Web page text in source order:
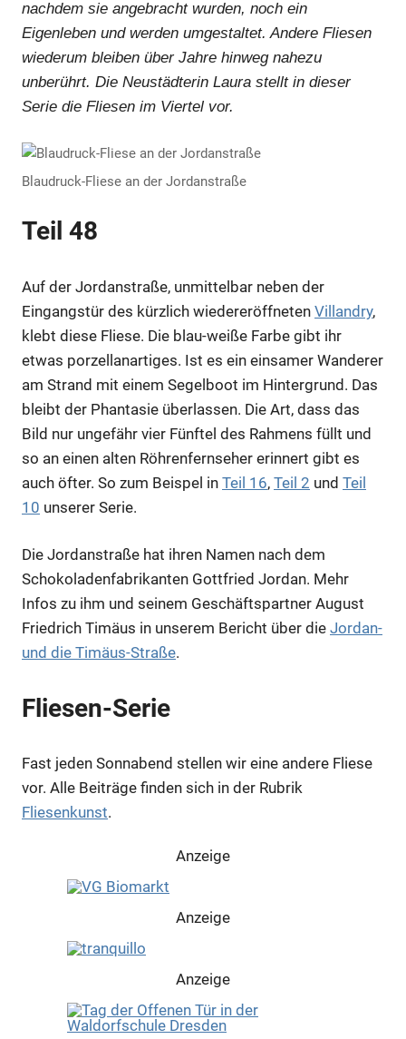
nachdem sie angebracht wurden, noch ein
Eigenleben und werden umgestaltet. Andere Fliesen
wiederum bleiben über Jahre hinweg nahezu
unberührt. Die Neustädterin Laura stellt in dieser
Serie die Fliesen im Viertel vor.
Blaudruck-Fliese an der Jordanstraße
Teil 48
Auf der Jordanstraße, unmittelbar neben der
Eingangstür des kürzlich wiedereröffneten Villandry,
klebt diese Fliese. Die blau-weiße Farbe gibt ihr
etwas porzellanartiges. Ist es ein einsamer Wanderer
am Strand mit einem Segelboot im Hintergrund. Das
bleibt der Phantasie überlassen. Die Art, dass das
Bild nur ungefähr vier Fünftel des Rahmens füllt und
so an einen alten Röhrenfernseher erinnert gibt es
auch öfter. So zum Beispel in Teil 16, Teil 2 und Teil
10 unserer Serie.
Die Jordanstraße hat ihren Namen nach dem
Schokoladenfabrikanten Gottfried Jordan. Mehr
Infos zu ihm und seinem Geschäftspartner August
Friedrich Timäus in unserem Bericht über die Jordan-
und die Timäus-Straße.
Fliesen-Serie
Fast jeden Sonnabend stellen wir eine andere Fliese
vor. Alle Beiträge finden sich in der Rubrik
Fliesenkunst.
Anzeige
Anzeige
Anzeige